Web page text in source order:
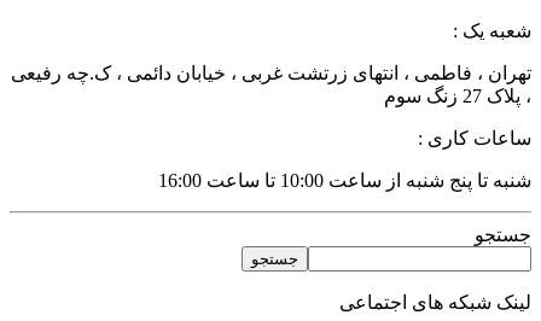
یک :
، فاطمی ، انتهای زرتشت غربی ، خیابان دائمی ، ک.چه رفیعی
27 زنگ سوم
کاری :
تا پنج شنبه از ساعت 10:00 تا ساعت 16:00
جستجو
شبکه های اجتماعی